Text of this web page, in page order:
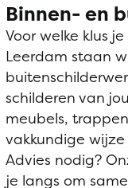
Binnen- en
Voor welke klus
Leerdam staan
schilderen van
meubels,
vakkundige
Advies nodig?
je langs om